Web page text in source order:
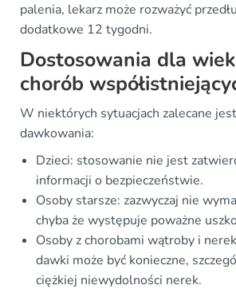
palenia, lekarz może rozważyć
dodatkowe 12 tygodni.
Dostosowania dla
chorób
W niektórych sytuacjach zalecane
dawkowania:
Dzieci: stosowanie nie jest
informacji o bezpieczeństwie.
Osoby starsze: zazwyczaj nie
chyba że występuje poważne
Osoby z chorobami wątroby i
dawki może być konieczne,
ciężkiej niewydolności nerek.